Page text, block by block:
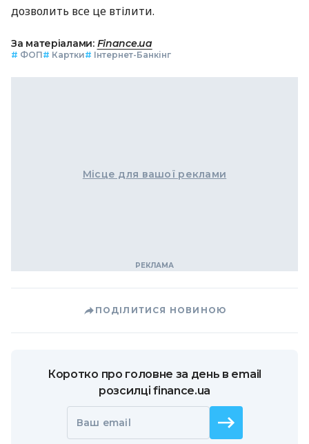
дозволить все це втілити.
За матеріалами: Finance.ua
# ФОП# Картки# Інтернет-Банкінг
Місце для вашої реклами
ПОДІЛИТИСЯ НОВИНОЮ
Коротко про головне за день в email
розсилці finance.ua
Ваш email